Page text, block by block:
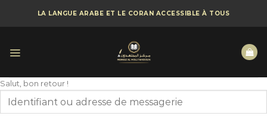
LA LANGUE ARABE ET LE CORAN ACCESSIBLE À TOUS
Salut, bon retour !